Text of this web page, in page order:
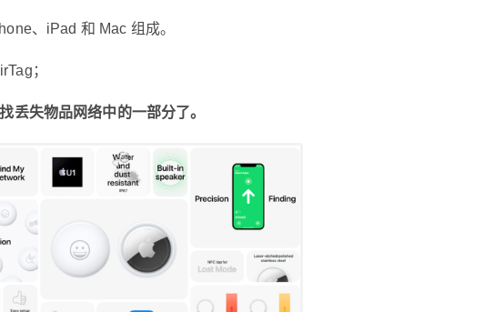
、iPad 和 Mac 组成。
；
丢失物品网络中的一部分了。
意一出，立刻就被网友“玩坏”了。 其中最有趣的
在回答这个问题之前，我们先来搞清楚这玩意究
就是一个追踪器。 AirTag 因为内置了 U1 超宽带
芯片，所以连接方式除了蓝牙信号外； 还支持超
宽带技术（UWB）：具有强抗干扰能力，能够提
供厘米级的定位精度。 这意味着 AirTag 可以提供
精准短程位置（10cm 左右）的跟踪。 AirTag 还
内置了扬声器，直接喊一声 Siri，它就能够播放
声音了。 而 AirTag 最强大的地方就在于苹果背后